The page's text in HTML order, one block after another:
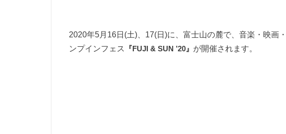
2020年5月16日(土)、17(日)に、富士山の麓で、音楽・映画
ンプインフェス
『FUJI & SUN ’20』 が開催されます。